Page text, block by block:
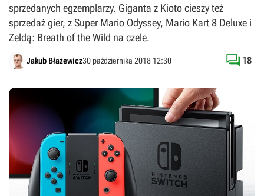
sprzedanych egzemplarzy. Giganta z Kioto cieszy też
sprzedaż gier, z Super Mario Odyssey, Mario Kart 8 Deluxe i
Zeldą: Breath of the Wild na czele.
Jakub Błażewicz30 października 2018 12:30  18